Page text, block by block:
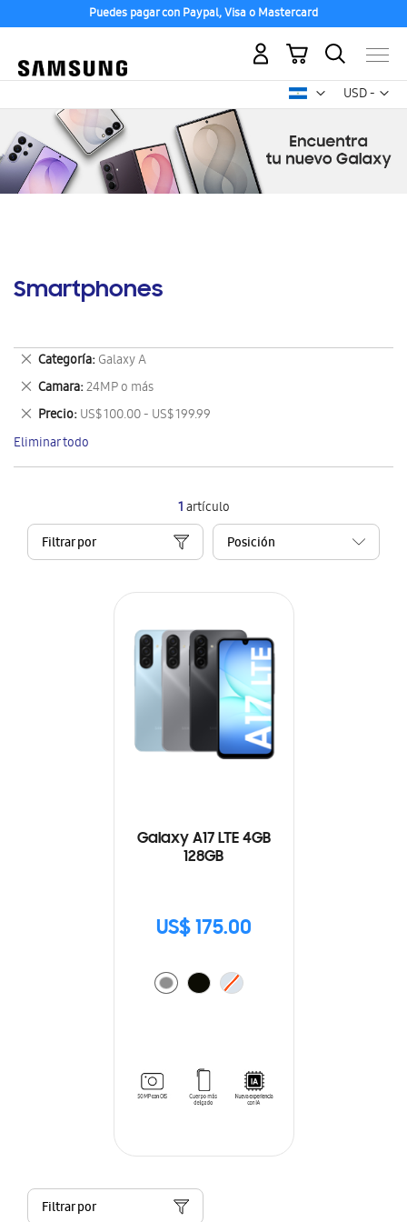
Puedes pagar con Paypal, Visa o Mastercard
USD -
dólar
Mi carrito
Smartphones
1artículo
Filtrar por
Galaxy A17 LTE 4GB
128GB
US$ 175.00
Filtrar por
Categoría Galaxy A
Eliminar
este
artículo
Camara 24MP o más
Eliminar
este
artículo
Precio US$ 100.00 - US$ 199.99
Eliminar
este
artículo
Eliminar todo